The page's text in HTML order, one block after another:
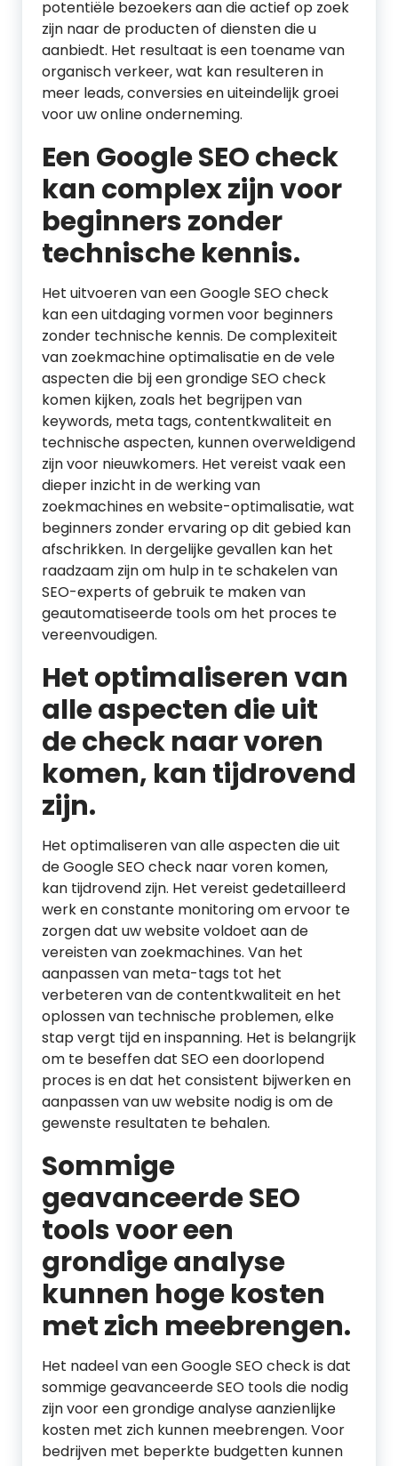
potentiële bezoekers aan die actief op zoek
zijn naar de producten of diensten die u
aanbiedt. Het resultaat is een toename van
organisch verkeer, wat kan resulteren in
meer leads, conversies en uiteindelijk groei
voor uw online onderneming.
Een Google SEO check
kan complex zijn voor
beginners zonder
technische kennis.
Het uitvoeren van een Google SEO check
kan een uitdaging vormen voor beginners
zonder technische kennis. De complexiteit
van zoekmachine optimalisatie en de vele
aspecten die bij een grondige SEO check
komen kijken, zoals het begrijpen van
keywords, meta tags, contentkwaliteit en
technische aspecten, kunnen overweldigend
zijn voor nieuwkomers. Het vereist vaak een
dieper inzicht in de werking van
zoekmachines en website-optimalisatie, wat
beginners zonder ervaring op dit gebied kan
afschrikken. In dergelijke gevallen kan het
raadzaam zijn om hulp in te schakelen van
SEO-experts of gebruik te maken van
geautomatiseerde tools om het proces te
vereenvoudigen.
Het optimaliseren van
alle aspecten die uit
de check naar voren
komen, kan tijdrovend
zijn.
Het optimaliseren van alle aspecten die uit
de Google SEO check naar voren komen,
kan tijdrovend zijn. Het vereist gedetailleerd
werk en constante monitoring om ervoor te
zorgen dat uw website voldoet aan de
vereisten van zoekmachines. Van het
aanpassen van meta-tags tot het
verbeteren van de contentkwaliteit en het
oplossen van technische problemen, elke
stap vergt tijd en inspanning. Het is belangrijk
om te beseffen dat SEO een doorlopend
proces is en dat het consistent bijwerken en
aanpassen van uw website nodig is om de
gewenste resultaten te behalen.
Sommige
geavanceerde SEO
tools voor een
grondige analyse
kunnen hoge kosten
met zich meebrengen.
Het nadeel van een Google SEO check is dat
sommige geavanceerde SEO tools die nodig
zijn voor een grondige analyse aanzienlijke
kosten met zich kunnen meebrengen. Voor
bedrijven met beperkte budgetten kunnen